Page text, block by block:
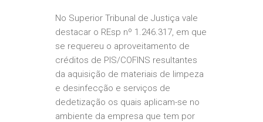
No Superior Tribunal de Justiça vale
destacar o REsp nº 1.246.317, em que
se requereu o aproveitamento de
créditos de PIS/COFINS resultantes
da aquisição de materiais de limpeza
e desinfecção e serviços de
dedetização os quais aplicam-se no
ambiente da empresa que tem por